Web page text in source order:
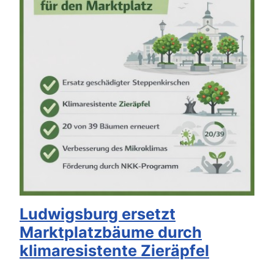
Ludwigsburg ersetzt
Marktplatzbäume durch
klimaresistente Zieräpfel